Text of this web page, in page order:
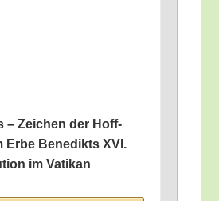
– Zei­chen der Hoff­
Erbe Bene­dikts XVI.
im Vatikan